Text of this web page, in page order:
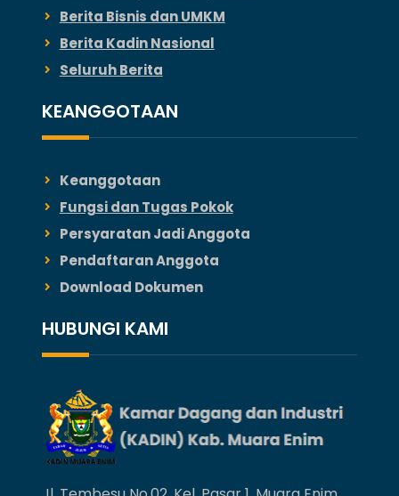
Berita Bisnis dan UMKM
Berita Kadin Nasional
Seluruh Berita
KEANGGOTAAN
Keanggotaan
Fungsi dan Tugas Pokok
Persyaratan Jadi Anggota
Pendaftaran Anggota
Download Dokumen
HUBUNGI KAMI